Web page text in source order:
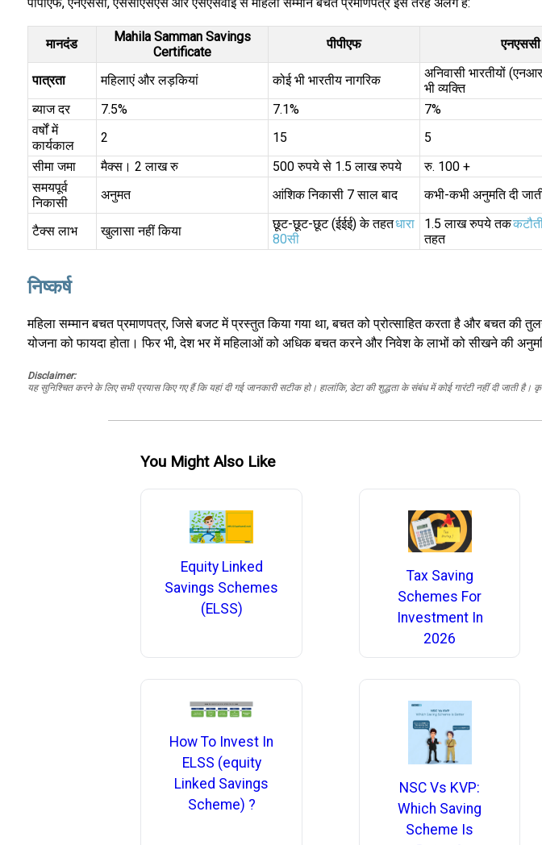
मानदंड
Mahila Samman Savings
Certificate
पीपीएफ एनएससी
पात्रता महिलाएं और लड़कियां कोई भी भारतीय नागरिक
अनिवासी भारतीयों
भी व्यक्ति
ब्याज दर
7.5% 7.1% 7%
वर्षों में
कार्यकाल
2 15 5
सीमा जमा
मैक्स। 2 लाख रु 500 रुपये से 1.5 लाख रुपये रु. 100 +
समयपूर्व
निकासी
अनुमत आंशिक निकासी 7 साल बाद कभी-कभी अनुमति दी
टैक्स लाभ खुलासा नहीं किया छूट-छूट-छूट (ईईई) के तहतधारा
80सी
1.5 लाख रुपये तक
तहत
निष्कर्ष
महिला सम्मान बचत प्रमाणपत्र, जिसे बजट में प्रस्तुत किया गया था, बचत को प्रोत्साहित करता है और बचत की
योजना को फायदा होता। फिर भी, देश भर में महिलाओं को अधिक बचत करने और निवेश के लाभों को सीखने की
Disclaimer:
यह सुनिश्चित करने के लिए सभी प्रयास किए गए हैं कि यहां दी गई जानकारी सटीक हो। हालांकि, डेटा की शुद्धता के संबंध में कोई गारंटी नहीं दी जाती
You Might Also Like
Equity Linked
Savings Schemes
(ELSS)
Tax Saving
Schemes For
Investment In
2026
How To Invest In
ELSS (equity
Linked Savings
Scheme) ?
NSC Vs KVP:
Which Saving
Scheme Is